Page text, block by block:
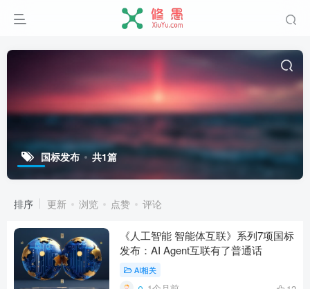
国标发布 共1篇
排序 更新 浏览 点赞 评论
《人工智能 智能体互联》系列7项国标
发布：AI Agent互联有了普通话
AI相关